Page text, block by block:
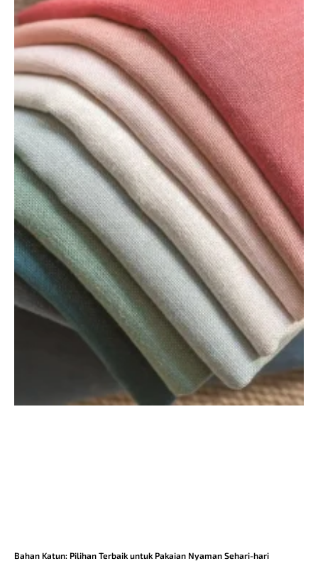
Bahan Katun: Pilihan Terbaik untuk Pakaian Nyaman Sehari-hari